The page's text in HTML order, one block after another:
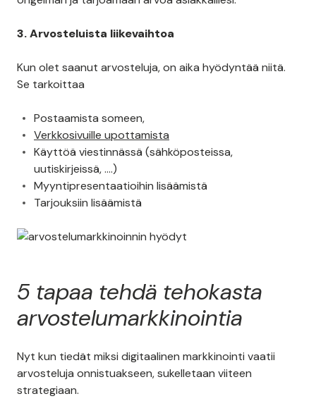
3. Arvosteluista liikevaihtoa
Kun olet saanut arvosteluja, on aika hyödyntää niitä.
Se tarkoittaa
Postaamista someen,
Verkkosivuille upottamista
Käyttöä viestinnässä (sähköposteissa,
uutiskirjeissä, ….)
Myyntipresentaatioihin lisäämistä
Tarjouksiin lisäämistä
5 tapaa tehdä tehokasta
arvostelumarkkinointia
Nyt kun tiedät miksi digitaalinen markkinointi vaatii
arvosteluja onnistuakseen, sukelletaan viiteen
strategiaan.